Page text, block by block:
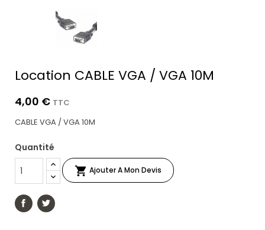
Location CABLE VGA / VGA 10M
4,00 € TTC
CABLE VGA / VGA 10M
Quantité
 Ajouter A Mon Devis